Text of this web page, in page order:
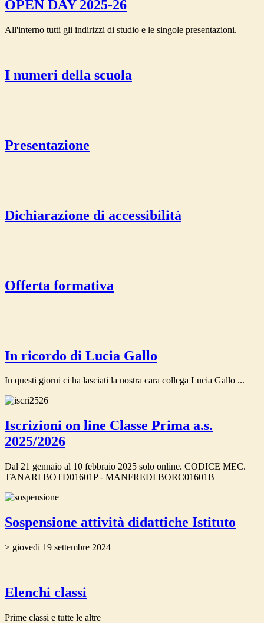
OPEN DAY 2025-26
All'interno tutti gli indirizzi di studio e le singole presentazioni.
I numeri della scuola
Presentazione
Dichiarazione di accessibilità
Offerta formativa
In ricordo di Lucia Gallo
In questi giorni ci ha lasciati la nostra cara collega Lucia Gallo ...
Iscrizioni on line Classe Prima a.s.
2025/2026
Dal 21 gennaio al 10 febbraio 2025 solo online. CODICE MEC.
TANARI BOTD01601P - MANFREDI BORC01601B
Sospensione attività didattiche Istituto
> giovedi 19 settembre 2024
Elenchi classi
Prime classi e tutte le altre